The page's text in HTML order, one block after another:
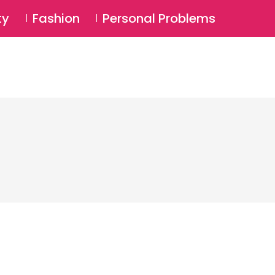
Login ⚲
Fashion Personal Problems